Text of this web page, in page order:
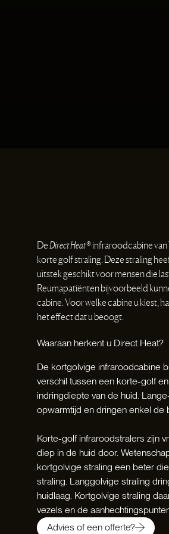
DeDirect Heat®infraroodcabine van
korte golf straling. Deze straling
uitstek geschikt voor mensen die
Reumapatiënten bijvoorbeeld
cabine. Voor welke cabine u kiest,
het effect dat u beoogt.
Waaraan herkent u Direct Heat?
De kortgolvige infraroodcabine
verschil tussen een korte-golf
indringdiepte van de huid.
opwarmtijd en dringen enkel de
Korte-golf infraroodstralers zijn
diep in de huid door.
kortgolvige straling een beter
straling. Langgolvige straling
huidlaag. Kortgolvige straling
vezels en de
Advies of een offerte?